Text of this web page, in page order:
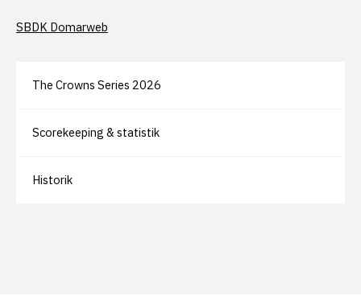
SBDK Domarweb
The Crowns Series 2026
Scorekeeping & statistik
Historik